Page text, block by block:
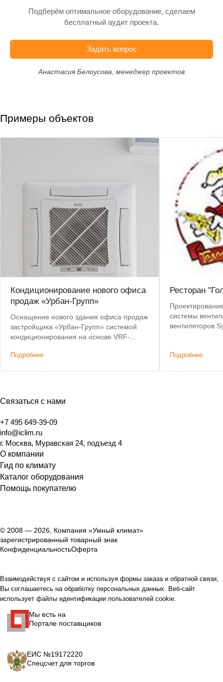
Подберём оптимальное оборудование, сделаем
бесплатный аудит проекта.
Задать вопрос
Анастасия Белоусова, менеджер проектов
Примеры объектов
Кондиционирование нового офиса
продаж «Урбан-Групп»
Оснащение нового здания офиса продаж
застройщика «Урбан-Групп» системой
кондиционирования на основе VRF-
Подробнее
Ресторан
системы
вентиляторов
Подробнее
Связаться с нами
+7 495 649-39-09
info@iclim.ru
г. Москва, Муравская 24, подъезд 4
О компании
Гид по климату
Каталог оборудования
Помощь покупателю
© 2008 — 2026, Компания «Умный климат»
зарегистрированный товарный знак
КонфиденциальностьОферта
Взаимодействуя с сайтом и используя формы заказа и обратной связи,
Вы соглашаетесь на обработку персональных данных. Веб-сайт
использует файлы идентификации пользователей cookie.
Мы есть на
Портале поставщиков
ЕИС №19172220
Спецсчет для торгов